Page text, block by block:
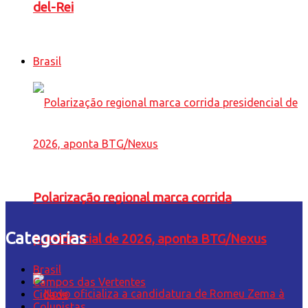
del-Rei
Brasil
Polarização regional marca corrida
presidencial de 2026, aponta BTG/Nexus
Categorias
Brasil
Campos das Vertentes
Cidade